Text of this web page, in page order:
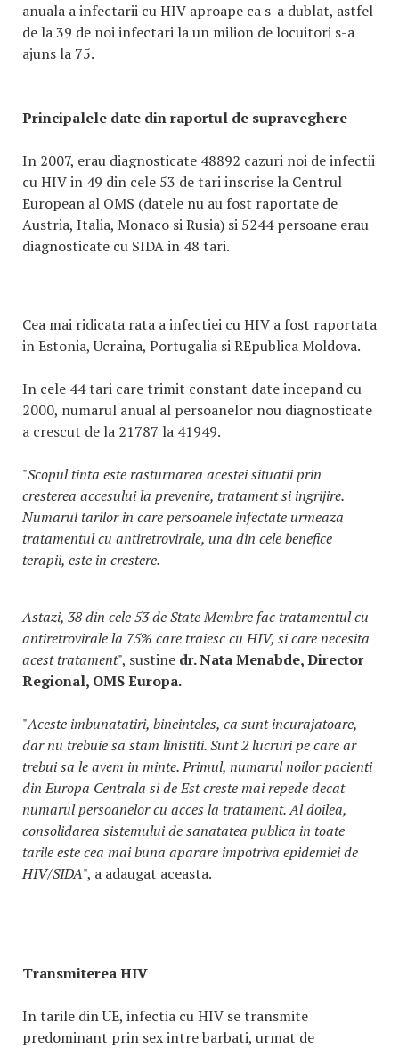
anuala a infectarii cu HIV aproape ca s-a dublat, astfel
de la 39 de noi infectari la un milion de locuitori s-a
ajuns la 75.
Principalele date din raportul de supraveghere
In 2007, erau diagnosticate 48892 cazuri noi de infectii
cu HIV in 49 din cele 53 de tari inscrise la Centrul
European al OMS (datele nu au fost raportate de
Austria, Italia, Monaco si Rusia) si 5244 persoane erau
diagnosticate cu SIDA in 48 tari.
Cea mai ridicata rata a infectiei cu HIV a fost raportata
in Estonia, Ucraina, Portugalia si REpublica Moldova.
In cele 44 tari care trimit constant date incepand cu
2000, numarul anual al persoanelor nou diagnosticate
a crescut de la 21787 la 41949.
"Scopul tinta este rasturnarea acestei situatii prin
cresterea accesului la prevenire, tratament si ingrijire.
Numarul tarilor in care persoanele infectate urmeaza
tratamentul cu antiretrovirale, una din cele benefice
terapii, este in crestere.
Astazi, 38 din cele 53 de State Membre fac tratamentul cu
antiretrovirale la 75% care traiesc cu HIV, si care necesita
acest tratament", sustine dr. Nata Menabde, Director
Regional, OMS Europa.
"Aceste imbunatatiri, bineinteles, ca sunt incurajatoare,
dar nu trebuie sa stam linistiti. Sunt 2 lucruri pe care ar
trebui sa le avem in minte. Primul, numarul noilor pacienti
din Europa Centrala si de Est creste mai repede decat
numarul persoanelor cu acces la tratament. Al doilea,
consolidarea sistemului de sanatatea publica in toate
tarile este cea mai buna aparare impotriva epidemiei de
HIV/SIDA", a adaugat aceasta.
Transmiterea HIV
In tarile din UE, infectia cu HIV se transmite
predominant prin sex intre barbati, urmat de